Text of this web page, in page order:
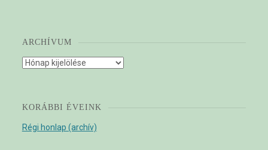
ARCHÍVUM
Archívum
KORÁBBI ÉVEINK
Régi honlap (archív)